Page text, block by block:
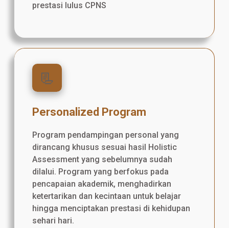
prestasi lulus CPNS
📃
Personalized Program
Program pendampingan personal yang
dirancang khusus sesuai hasil Holistic
Assessment yang sebelumnya sudah
dilalui. Program yang berfokus pada
pencapaian akademik, menghadirkan
ketertarikan dan kecintaan untuk belajar
hingga menciptakan prestasi di kehidupan
sehari hari.